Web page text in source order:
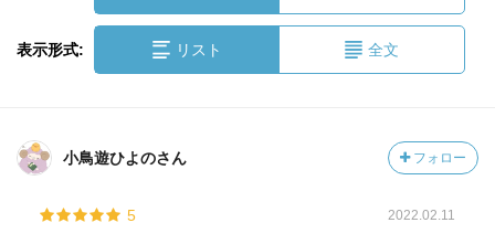
表示形式: リスト 全文
小鳥遊ひよのさん フォロー
5 2022.02.11